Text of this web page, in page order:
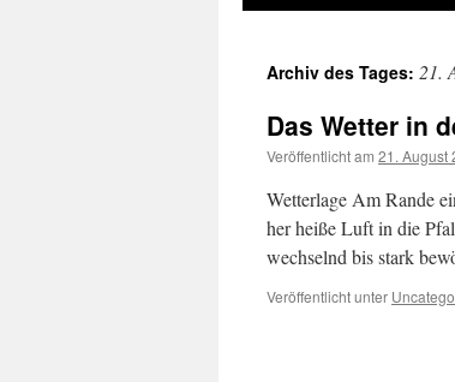
Archiv des Tages: 21.
Das Wetter in
Veröffentlicht am 21. August
Wetterlage Am Rande
her heiße Luft in die
wechselnd bis stark
Veröffentlicht unter